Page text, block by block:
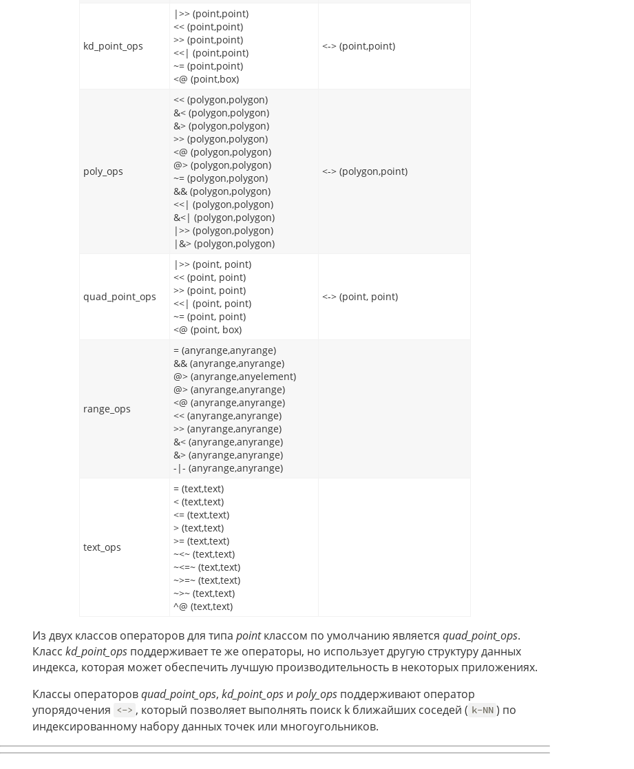
kd_point_ops
|>> (point,point)
<< (point,point)
>> (point,point)
<<| (point,point)
~= (point,point)
<@ (point,box)
<-> (point,point)
poly_ops
<< (polygon,polygon)
&< (polygon,polygon)
&> (polygon,polygon)
>> (polygon,polygon)
<@ (polygon,polygon)
@> (polygon,polygon)
~= (polygon,polygon)
&& (polygon,polygon)
<<| (polygon,polygon)
&<| (polygon,polygon)
|>> (polygon,polygon)
|&> (polygon,polygon)
<-> (polygon,point)
quad_point_ops
|>> (point, point)
<< (point, point)
>> (point, point)
<<| (point, point)
~= (point, point)
<@ (point, box)
<-> (point, point)
range_ops
= (anyrange,anyrange)
&& (anyrange,anyrange)
@> (anyrange,anyelement)
@> (anyrange,anyrange)
<@ (anyrange,anyrange)
<< (anyrange,anyrange)
>> (anyrange,anyrange)
&< (anyrange,anyrange)
&> (anyrange,anyrange)
-|- (anyrange,anyrange)
text_ops
= (text,text)
< (text,text)
<= (text,text)
> (text,text)
>= (text,text)
~<~ (text,text)
~<=~ (text,text)
~>=~ (text,text)
~>~ (text,text)
^@ (text,text)
Из двух классов операторов для типа pointклассом по умолчанию является quad_point_ops.
Класс kd_point_ops поддерживает те же операторы, но использует другую структуру данных
индекса, которая может обеспечить лучшую производительность в некоторых приложениях.
Классы операторовquad_point_ops, kd_point_ops и poly_ops поддерживают оператор
упорядочения <-> , который позволяет выполнять поиск k ближайших соседей ( k-NN ) по
индексированному набору данных точек или многоугольников.